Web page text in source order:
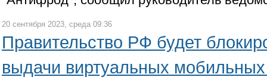
20 сентября 2023, среда 09:36
Правительство РФ будет
выдачи виртуальных